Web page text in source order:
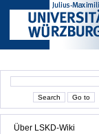
Über LSKD-Wiki